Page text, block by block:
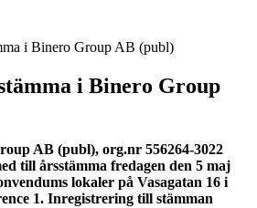
i Binero Group AB (publ)
i Binero Group
AB (publ), org.nr 556264-3022
till årsstämma fredagen den 5 maj
lokaler på Vasagatan 16 i
1. Inregistrering till stämman